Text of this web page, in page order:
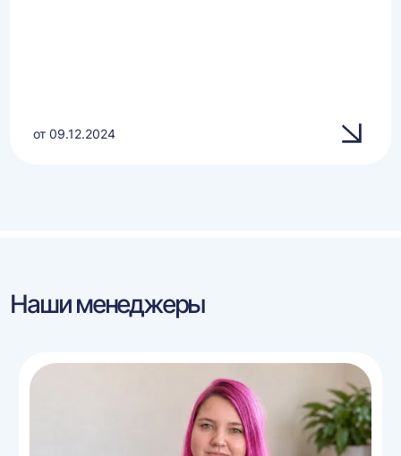
от 09.12.2024
Наши менеджеры